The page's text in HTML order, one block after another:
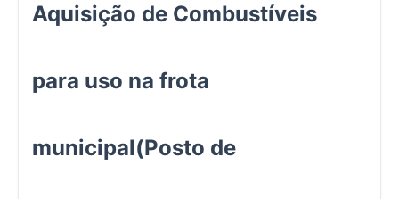
Aquisição de Combustíveis
para uso na frota
municipal(Posto de